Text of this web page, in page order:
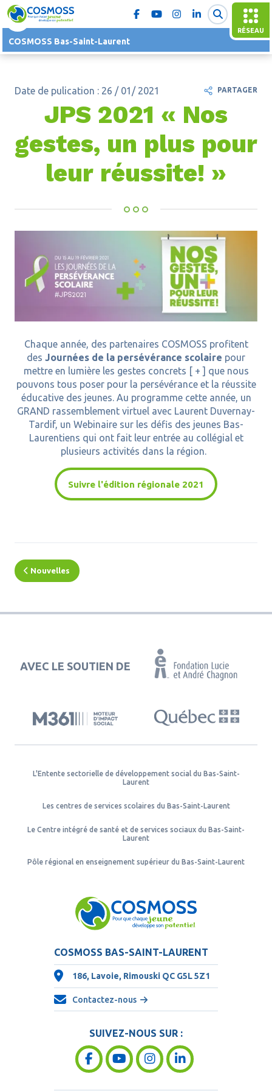
RÉSEAU
COSMOSS Bas-Saint-Laurent
Date de pulication : 26 / 01/ 2021
JPS 2021 « Nos
gestes, un plus pour
leur réussite! »
Chaque année, des partenaires COSMOSS profitent
des Journées de la persévérance scolaire pour
mettre en lumière les gestes concrets [ + ] que nous
pouvons tous poser pour la persévérance et la réussite
éducative des jeunes. Au programme cette année, un
GRAND rassemblement virtuel avec Laurent Duvernay-
Tardif, un Webinaire sur les défis des jeunes Bas-
Laurentiens qui ont fait leur entrée au collégial et
plusieurs activités dans la région.
Suivre l'édition régionale 2021
Nouvelles
PARTAGER
AVEC LE SOUTIEN DE
L'Entente sectorielle de développement social du Bas-Saint-
Laurent
Les centres de services scolaires du Bas-Saint-Laurent
Le Centre intégré de santé et de services sociaux du Bas-Saint-
Laurent
Pôle régional en enseignement supérieur du Bas-Saint-Laurent
COSMOSS BAS-SAINT-LAURENT
186, Lavoie, Rimouski QC G5L 5Z1
Contactez-nous
SUIVEZ-NOUS SUR :